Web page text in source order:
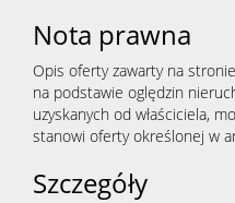
Nota prawna
Opis oferty zawarty na
na podstawie oględzin
uzyskanych od właściciela,
stanowi oferty określonej w
Szczegóły